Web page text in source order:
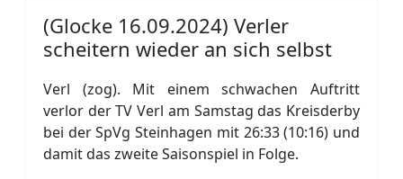
(Glocke 16.09.2024) Verler
scheitern wieder an sich selbst
Verl (zog). Mit einem schwachen Auftritt
verlor der TV Verl am Samstag das Kreisderby
bei der SpVg Steinhagen mit 26:33 (10:16) und
damit das zweite Saisonspiel in Folge.